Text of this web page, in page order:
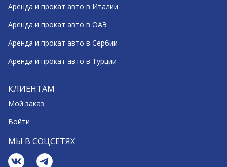
Аренда и прокат авто в Италии
Аренда и прокат авто в ОАЭ
Аренда и прокат авто в Сербии
Аренда и прокат авто в Турции
КЛИЕНТАМ
Мой заказ
Войти
МЫ В СОЦСЕТЯХ